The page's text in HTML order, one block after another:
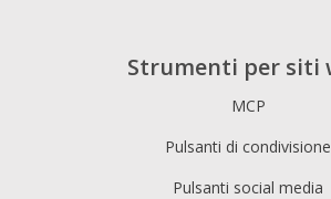
Strumenti per siti
MCP
Pulsanti di condivisione
Pulsanti social media